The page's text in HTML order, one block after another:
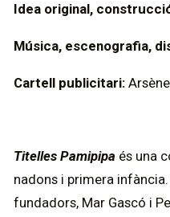
Idea original,
Música, escenografia,
Cartell publicitari:
Titelles Pamipipa és una
nadons i primera
fundadors, Mar Gascó i